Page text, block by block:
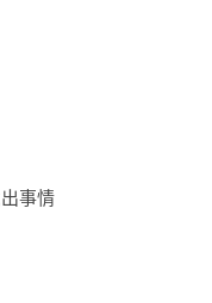
事情